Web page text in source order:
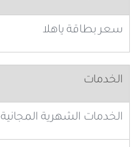
سعر بطاقة ياهلا
الخدمات
الخدمات الشهرية المجانية